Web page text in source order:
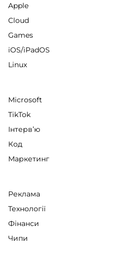
Apple
Cloud
Games
iOS/iPadOS
Linux
Microsoft
TikTok
Інтервʼю
Код
Маркетинг
Реклама
Технології
Фінанси
Чипи